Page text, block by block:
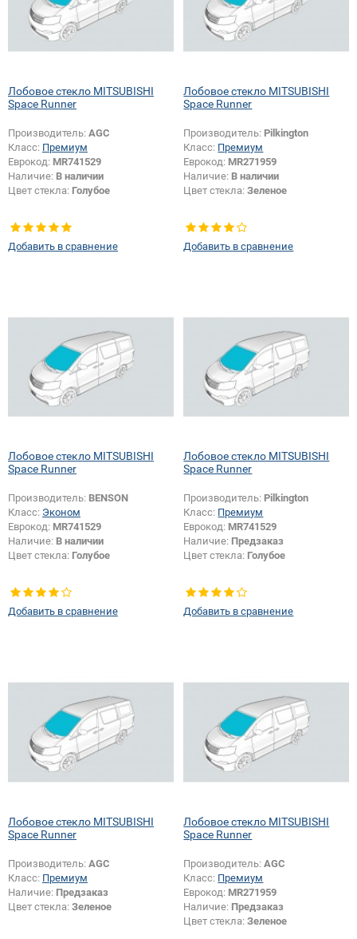
Лобовое стекло MITSUBISHI
Space Runner
Производитель: AGC
Класс: Премиум
Еврокод: MR741529
Наличие: В наличии
Цвет стекла: Голубое
Добавить в сравнение
Лобовое стекло MITSUBISHI
Space Runner
Производитель: Pilkington
Класс: Премиум
Еврокод: MR271959
Наличие: В наличии
Цвет стекла:Зеленое
Добавить в сравнение
Лобовое стекло MITSUBISHI
Space Runner
Производитель: BENSON
Класс: Эконом
Еврокод: MR741529
Наличие: В наличии
Цвет стекла: Голубое
Добавить в сравнение
Лобовое стекло MITSUBISHI
Space Runner
Производитель: Pilkington
Класс: Премиум
Еврокод: MR741529
Наличие: Предзаказ
Цвет стекла: Голубое
Добавить в сравнение
Лобовое стекло MITSUBISHI
Space Runner
Производитель: AGC
Класс: Премиум
Наличие: Предзаказ
Цвет стекла: Зеленое
Лобовое стекло MITSUBISHI
Space Runner
Производитель:AGC
Класс: Премиум
Еврокод: MR271959
Наличие: Предзаказ
Цвет стекла:Зеленое